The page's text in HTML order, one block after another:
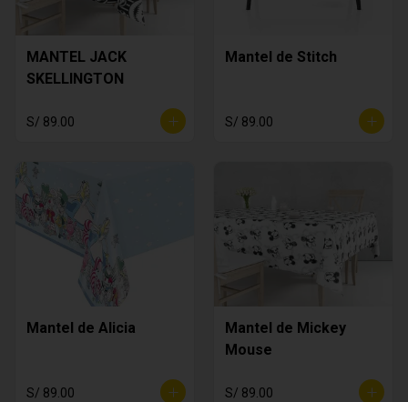
MANTEL JACK
SKELLINGTON
S/ 89.00
Mantel de Stitch
S/ 89.00
Mantel de Alicia
S/ 89.00
Mantel de Mickey
Mouse
S/ 89.00